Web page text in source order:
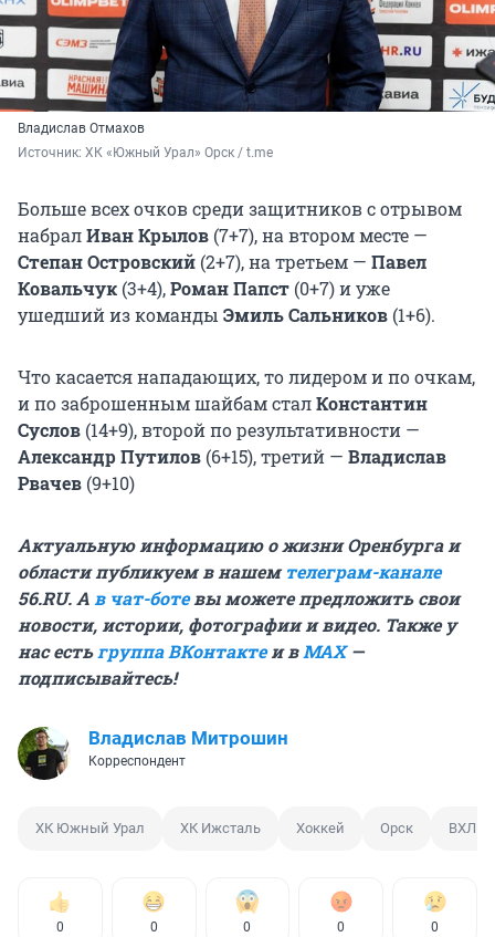
Владислав Отмахов
Источник: ХК «Южный Урал» Орск / t.me
Больше всех очков среди защитников с отрывом
набралИван Крылов (7+7), на втором месте —
Степан Островский (2+7), на третьем — Павел
Ковальчук (3+4),Роман Папст (0+7) и уже
ушедший из команды Эмиль Сальников (1+6).
Что касается нападающих, то лидером и по очкам,
и по заброшенным шайбам сталКонстантин
Суслов (14+9), второй по результативности —
Александр Путилов (6+15), третий — Владислав
Рвачев (9+10)
Актуальную информацию о жизни Оренбурга и
области публикуем в нашем телеграм-канале
56.RU. А в чат-ботевы можете предложить свои
новости, истории, фотографии и видео. Также у
нас естьгруппа ВКонтактеи вMAX—
подписывайтесь!
Владислав Митрошин
Корреспондент
ХК Южный Урал ХК Ижсталь Хоккей Орск ВХЛ
0 0 0 0 0